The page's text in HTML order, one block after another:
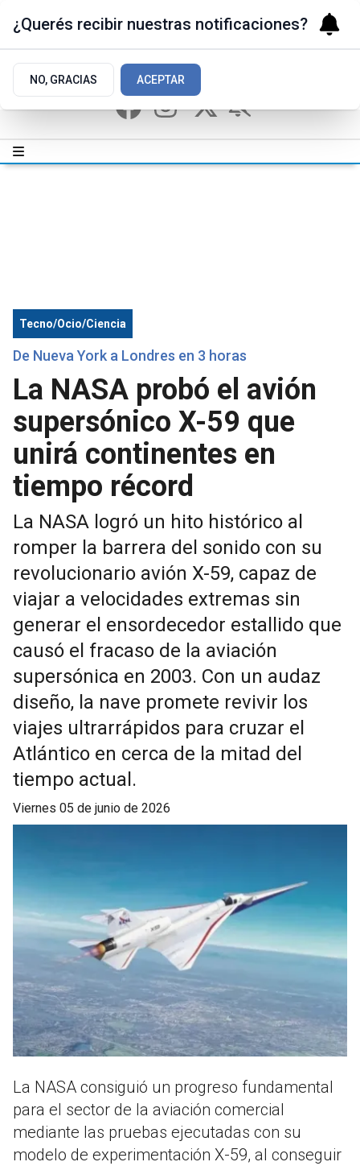
Tecno/Ocio/Ciencia
De Nueva York a Londres en 3 horas
La NASA probó el avión
supersónico X-59 que
unirá continentes en
tiempo récord
La NASA logró un hito histórico al
romper la barrera del sonido con su
revolucionario avión X-59, capaz de
viajar a velocidades extremas sin
generar el ensordecedor estallido que
causó el fracaso de la aviación
supersónica en 2003. Con un audaz
diseño, la nave promete revivir los
viajes ultrarrápidos para cruzar el
Atlántico en cerca de la mitad del
tiempo actual.
viernes 05 de junio de 2026
La NASA consiguió un progreso fundamental
para el sector de la aviación comercial
mediante las pruebas ejecutadas con su
modelo de experimentación X-59, al conseguir
¿Querés recibir nuestras notificaciones?
NO, GRACIAS ACEPTAR